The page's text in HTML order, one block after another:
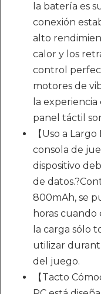
la batería es
conexión
alto
calor y los
control
motores de
la
panel táctil
【Uso a
consola de
dispositivo
de
800mAh, se
horas
la carga sólo
utilizar
del juego.
【Tacto